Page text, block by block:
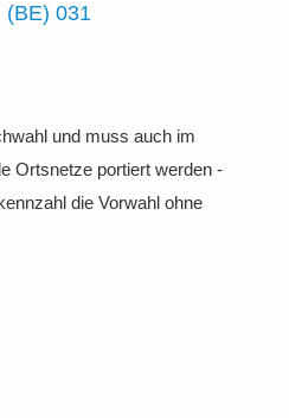
(BE) 031
und muss auch im
Ortsnetze portiert werden -
die Vorwahl ohne